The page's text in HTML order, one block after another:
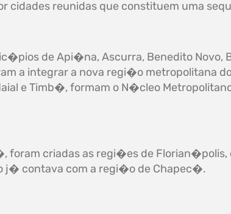
cidades reunidas que constituem uma
de Api�na, Ascurra, Benedito Novo,
a integrar a nova regi�o metropolitana
e Timb�, formam o N�cleo
criadas as regi�es de Florian�polis,
j� contava com a regi�o de Chapec�.